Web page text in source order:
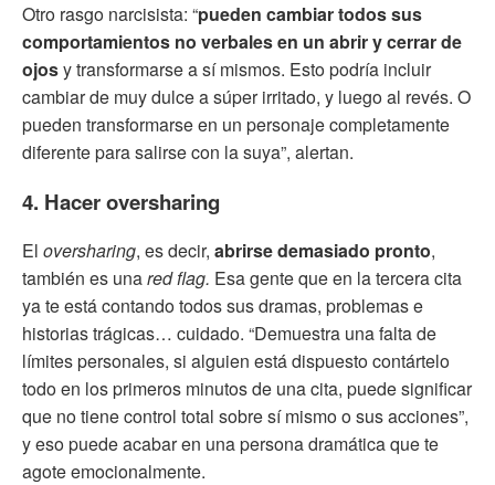
Otro rasgo narcisista: “pueden cambiar todos sus
comportamientos no verbales en un abrir y cerrar de
ojosy transformarse a sí mismos. Esto podría incluir
cambiar de muy dulce a súper irritado, y luego al revés. O
pueden transformarse en un personaje completamente
diferente para salirse con la suya”, alertan.
4. Hacer oversharing
El oversharing, es decir, abrirse demasiado pronto,
también es unared flag. Esa gente que en la tercera cita
ya te está contando todos sus dramas, problemas e
historias trágicas… cuidado. “Demuestra una falta de
límites personales, si alguien está dispuesto contártelo
todo en los primeros minutos de una cita, puede significar
que no tiene control total sobre sí mismo o sus acciones”,
y eso puede acabar en una persona dramática que te
agote emocionalmente.